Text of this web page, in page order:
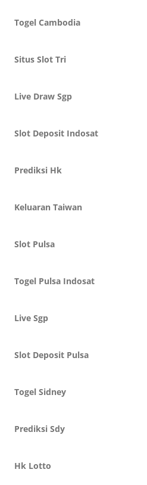
Togel Cambodia
Situs Slot Tri
Live Draw Sgp
Slot Deposit Indosat
Prediksi Hk
Keluaran Taiwan
Slot Pulsa
Togel Pulsa Indosat
Live Sgp
Slot Deposit Pulsa
Togel Sidney
Prediksi Sdy
Hk Lotto